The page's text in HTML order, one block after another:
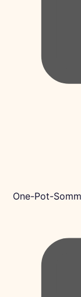
One-Pot-